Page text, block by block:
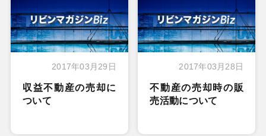
2017年03月29日
収益不動産の売却に
ついて
2017年03月28日
不動産の売却時の販
売活動について